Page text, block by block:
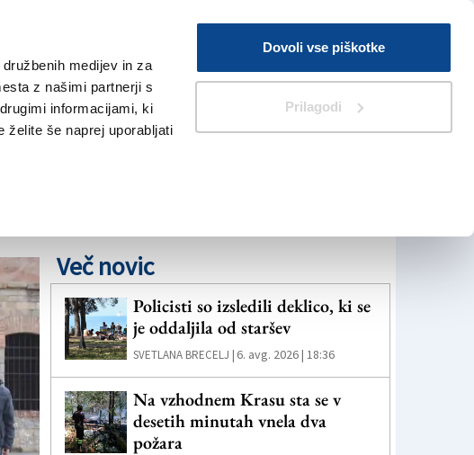
medijev in za
z našimi partnerji s
informacijami, ki
želite še naprej uporabljati
Dovoli vse piškotke
Prilagodi
V Kioskih
Iskanje
ŠE
Več novic
Policisti so izsledili deklico, ki se
je oddaljila od staršev
SVETLANA BRECELJ | 6. avg. 2026 | 18:36
Na vzhodnem Krasu sta se v
desetih minutah vnela dva
požara